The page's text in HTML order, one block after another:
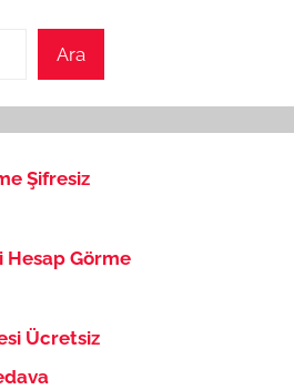
Ara
Şifresiz
Hesap Görme
Ücretsiz